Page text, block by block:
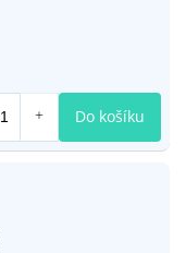
Do košíku